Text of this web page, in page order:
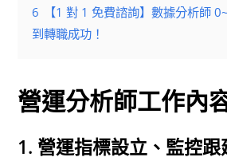
6
【1 對 1 免費諮詢】數據分析師
到轉職成功！
營運分析師工作內
1. 營運指標設立、監控跟